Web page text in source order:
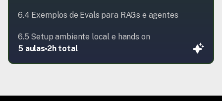
6.4 Exemplos de Evals para RAGs e agentes
6.5 Setup ambiente local e hands on
5 aulas 2h total